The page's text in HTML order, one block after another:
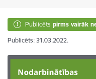
Publicēts pirms vairāk
Publicēts: 31.03.2022.